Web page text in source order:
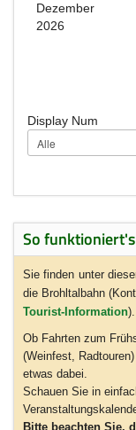
Dezember
2026
Display Num
So funktioniert's
Sie finden unter
die Brohltalbahn
Tourist-Information).
Ob Fahrten zum
(Weinfest,
etwas dabei.
Schauen Sie in
Bitte beachten Sie,